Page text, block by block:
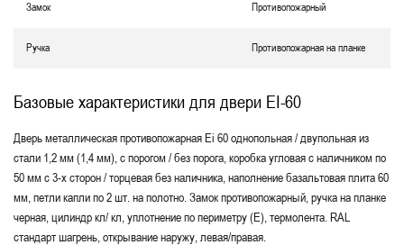
Замок Противопожарный
Ручка Противопожарная на планке
Базовые характеристики для двери EI-60
Дверь металлическая противопожарная Еі 60 однопольная / двупольная из
стали 1,2 мм (1,4 мм), с порогом / без порога, коробка угловая с наличником по
50 мм с 3-х сторон / торцевая без наличника, наполнение базальтовая плита 60
мм, петли капли по 2 шт. на полотно. Замок противопожарный, ручка на планке
черная, цилиндр кл/ кл, уплотнение по периметру (Е), термолента. RAL
стандарт шагрень, открывание наружу, левая/правая.